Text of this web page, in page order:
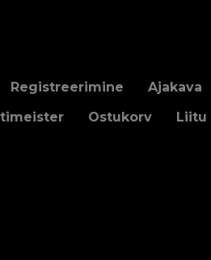
Registreerimine Ajakava
Ostukorv Liitu